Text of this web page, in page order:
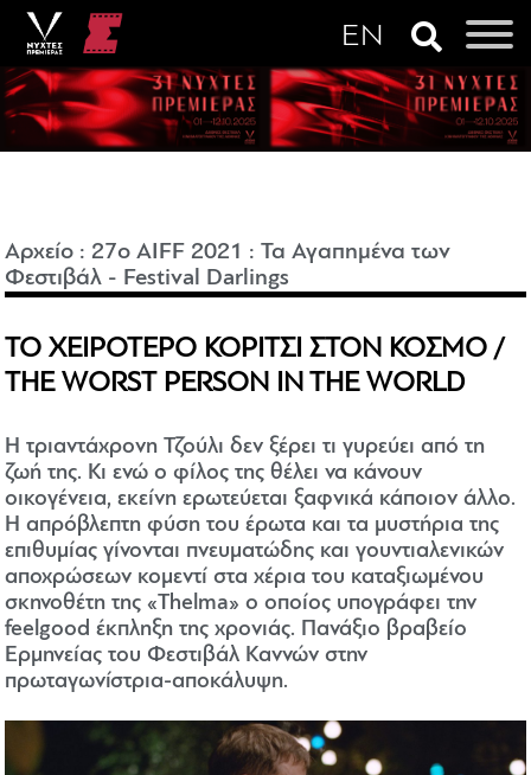
Αρχείο :27o AIFF 2021 :Τα Αγαπημένα των
Φεστιβάλ - Festival Darlings
ΤΟ ΧΕΙΡΟΤΕΡΟ ΚΟΡΙΤΣΙ ΣΤΟΝ ΚΟΣΜΟ /
THE WORST PERSON IN THE WORLD
Η τριαντάχρονη Τζούλι δεν ξέρει τι γυρεύει από τη
ζωή της. Κι ενώ ο φίλος της θέλει να κάνουν
οικογένεια, εκείνη ερωτεύεται ξαφνικά κάποιον άλλο.
Η απρόβλεπτη φύση του έρωτα και τα μυστήρια της
επιθυμίας γίνονται πνευματώδης και γουντιαλενικών
αποχρώσεων κομεντί στα χέρια του καταξιωμένου
σκηνοθέτη της «Thelma» ο οποίος υπογράφει την
feelgood έκπληξη της χρονιάς. Πανάξιο βραβείο
Ερμηνείας του Φεστιβάλ Καννών στην
πρωταγωνίστρια-αποκάλυψη.